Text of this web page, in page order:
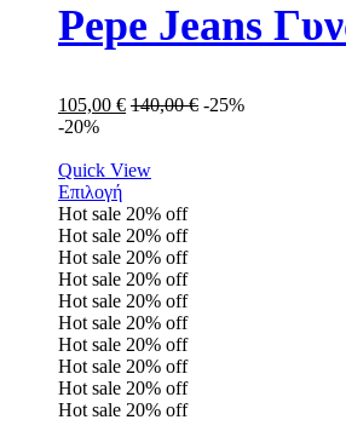
Pepe Jeans
105,00 € 140,00€ -25%
-20%
Quick View
Επιλογή
Hot sale 20% off
Hot sale 20% off
Hot sale 20% off
Hot sale 20% off
Hot sale 20% off
Hot sale 20% off
Hot sale 20% off
Hot sale 20% off
Hot sale 20% off
Hot sale 20% off